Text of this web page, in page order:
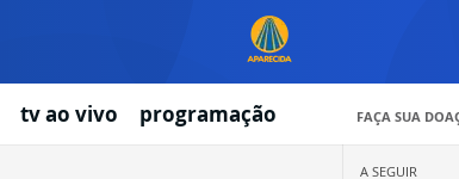
tv ao vivo programação FAÇA SUA
A SEGUIR